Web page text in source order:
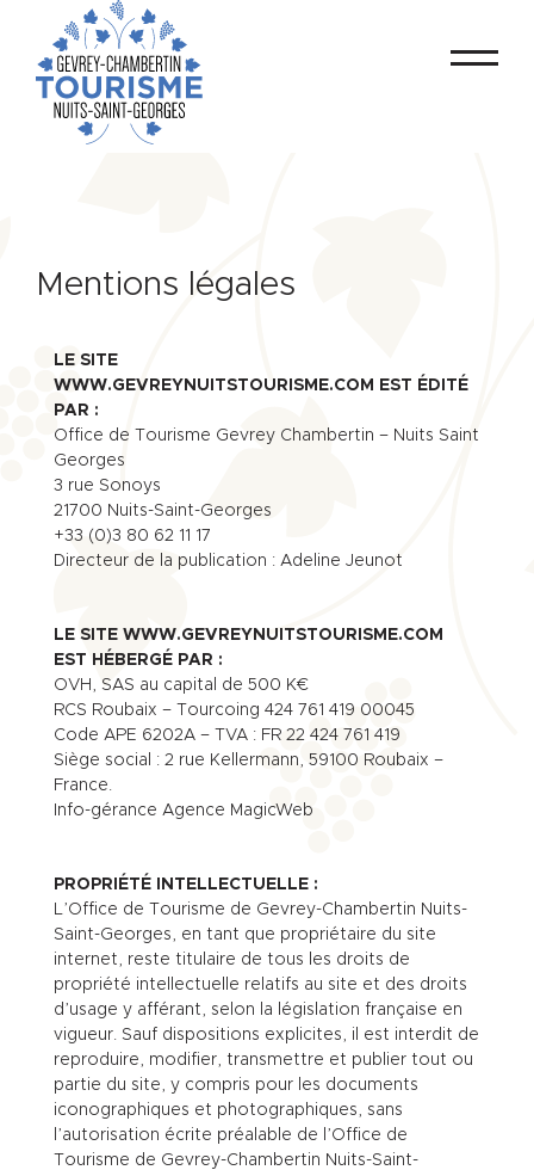
Mentions légales
LE SITE
WWW.GEVREYNUITSTOURISME.COM EST ÉDITÉ
PAR :
Office de Tourisme Gevrey Chambertin – Nuits Saint
Georges
3 rue Sonoys
21700 Nuits-Saint-Georges
+33 (0)3 80 62 11 17
Directeur de la publication : Adeline Jeunot
LE SITE WWW.GEVREYNUITSTOURISME.COM
EST HÉBERGÉ PAR :
OVH, SAS au capital de 500 K€
RCS Roubaix – Tourcoing 424 761 419 00045
Code APE 6202A – TVA : FR 22 424 761 419
Siège social : 2 rue Kellermann, 59100 Roubaix –
France.
Info-gérance Agence MagicWeb
PROPRIÉTÉ INTELLECTUELLE :
L’Office de Tourisme de Gevrey-Chambertin Nuits-
Saint-Georges, en tant que propriétaire du site
internet, reste titulaire de tous les droits de
propriété intellectuelle relatifs au site et des droits
d’usage y afférant, selon la législation française en
vigueur. Sauf dispositions explicites, il est interdit de
reproduire, modifier, transmettre et publier tout ou
partie du site, y compris pour les documents
iconographiques et photographiques, sans
l’autorisation écrite préalable de l’Office de
Tourisme de Gevrey-Chambertin Nuits-Saint-